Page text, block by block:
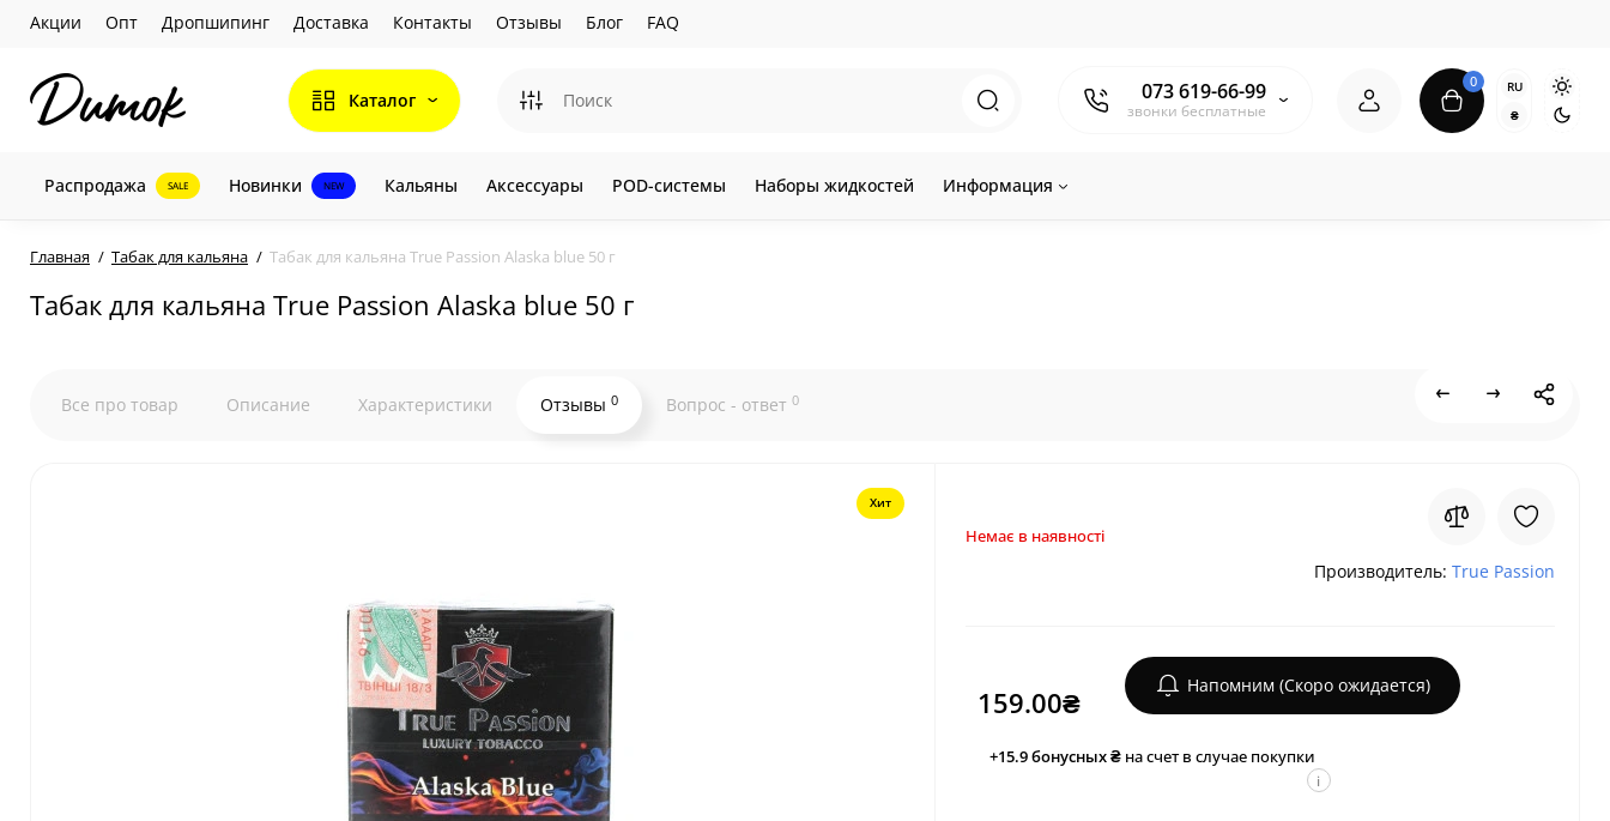
Акции Опт Дропшипинг Доставка Контакты Отзывы Блог FAQ
Каталог 073 619-66-99
звонки бесплатные
0
RU
₴
Распродажа SALE Новинки NEW Кальяны Аксессуары POD-системы Наборы жидкостей Информация
Главная Табак для кальяна Табак для кальяна True Passion Alaska blue 50 г
Табак для кальяна True Passion Alaska blue 50 г
Все про товар Описание Характеристики Отзывы 0 Вопрос - ответ 0
Хит
Немає в наявності
Производитель: True Passion
159.00₴ Напомним (Скоро ожидается)
+15.9бонусных ₴на счет в случае покупки
i